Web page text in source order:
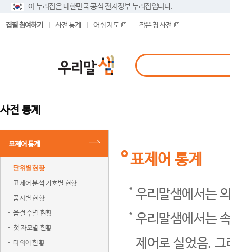
이 누리집은 대한민국 공식 전자정부 누리집입니다.
집필 참여하기 사전 통계 어휘 지도 작은 창 사전
사전 통계
표제어 통계
단위별 현황
표제어 분석 기호별 현황
품사별 현황
음절 수별 현황
첫 자모별 현황
다의어 현황
표제어 통계
우리말샘에서는
우리말샘에서는
제어로 실었음.